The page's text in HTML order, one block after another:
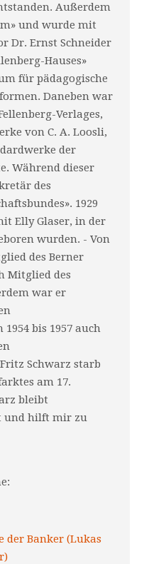
Außerdem
und wurde mit
Dr. Ernst Schneider
Hauses»
für pädagogische
Daneben war
Verlages,
von C. A. Loosli,
der
Während dieser
des
1929
Elly Glaser, in der
wurden. - Von
des Berner
Mitglied des
war er
bis 1957 auch
Schwarz starb
am 17.
bleibt
und hilft mir zu
der Banker (Lukas